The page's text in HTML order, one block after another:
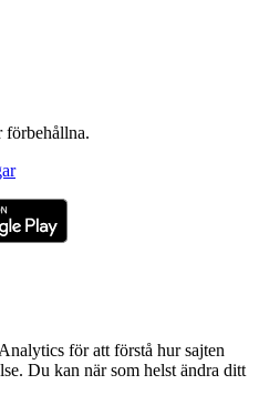
för att förstå hur sajten
Du kan när som helst ändra ditt